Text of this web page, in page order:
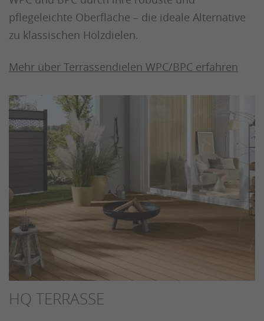
pflegeleichte Oberfläche – die ideale Alternative
zu klassischen Holzdielen.
Mehr über Terrassendielen WPC/BPC erfahren
HQ TERRASSE